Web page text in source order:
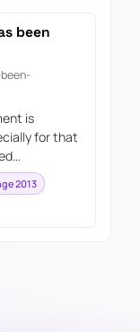
been
is
for that
2013